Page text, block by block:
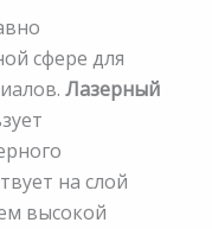
сфере для
Лазерный
на слой
высокой